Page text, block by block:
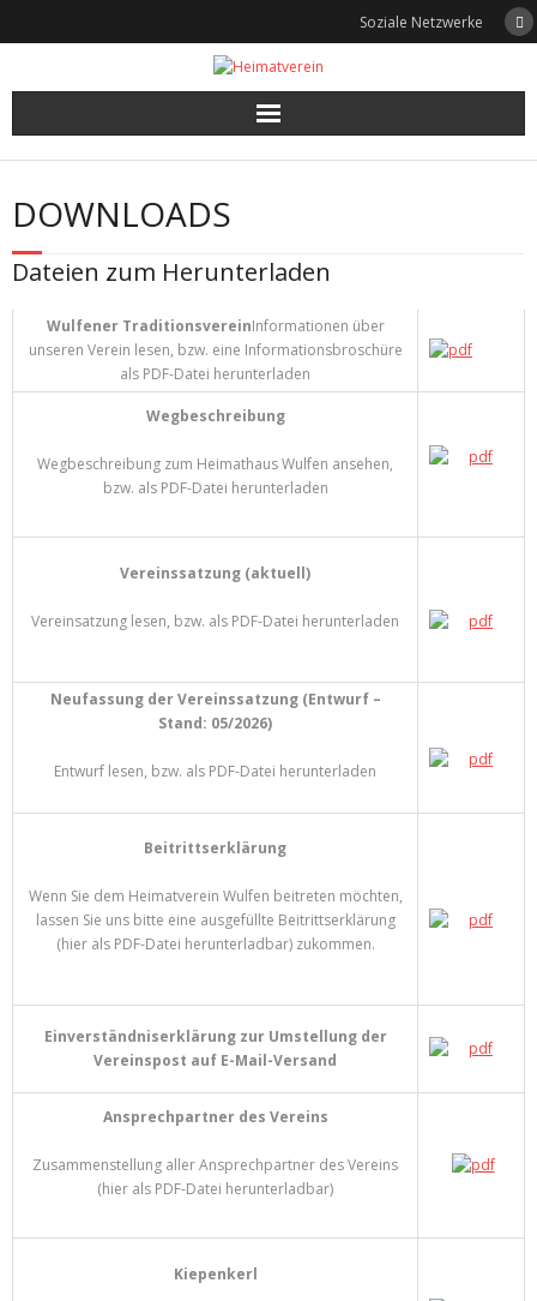
Soziale Netzwerke
DOWNLOADS
Dateien zum Herunterladen
Wulfener TraditionsvereinInformationen über
unseren Verein lesen, bzw. eine Informationsbroschüre
als PDF-Datei herunterladen
Wegbeschreibung
Wegbeschreibung zum Heimathaus Wulfen ansehen,
bzw. als PDF-Datei herunterladen
Vereinssatzung (aktuell)
Vereinsatzung lesen, bzw. als PDF-Datei herunterladen
Neufassung der Vereinssatzung (Entwurf –
Stand: 05/2026)
Entwurf lesen, bzw. als PDF-Datei herunterladen
Beitrittserklärung
Wenn Sie dem Heimatverein Wulfen beitreten möchten,
lassen Sie uns bitte eine ausgefüllte Beitrittserklärung
(hier als PDF-Datei herunterladbar) zukommen.
Einverständniserklärung zur Umstellung der
Vereinspost auf E-Mail-Versand
Ansprechpartner des Vereins
Zusammenstellung aller Ansprechpartner des Vereins
(hier als PDF-Datei herunterladbar)
Kiepenkerl